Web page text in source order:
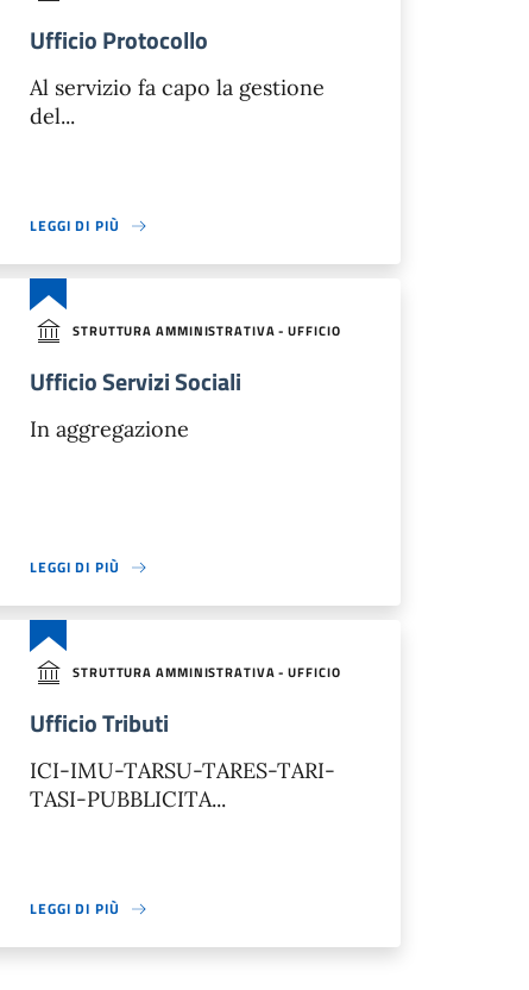
Ufficio Protocollo
Al servizio fa capo la gestione
del...
LEGGI DI PIÙ
STRUTTURA AMMINISTRATIVA - UFFICIO
Ufficio Servizi Sociali
In aggregazione
LEGGI DI PIÙ
STRUTTURA AMMINISTRATIVA - UFFICIO
Ufficio Tributi
ICI-IMU-TARSU-TARES-TARI-
TASI-PUBBLICITA...
LEGGI DI PIÙ